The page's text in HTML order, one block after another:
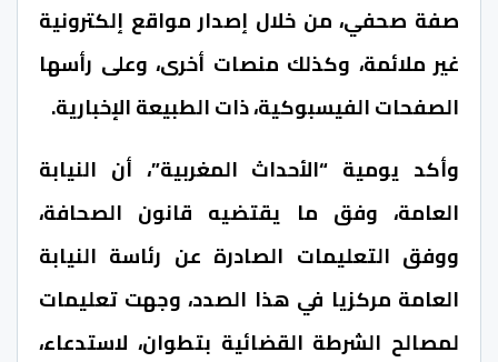
صفة صحفي، من خلال إصدار مواقع إلكترونية
غير ملائمة، وكذلك منصات أخرى، وعلى رأسها
الصفحات الفيسبوكية، ذات الطبيعة الإخبارية.
وأكد يومية “الأحداث المغربية”، أن النيابة
العامة، وفق ما يقتضيه قانون الصحافة،
ووفق التعليمات الصادرة عن رئاسة النيابة
العامة مركزيا في هذا الصدد، وجهت تعليمات
لمصالح الشرطة القضائية بتطوان، لاستدعاء،